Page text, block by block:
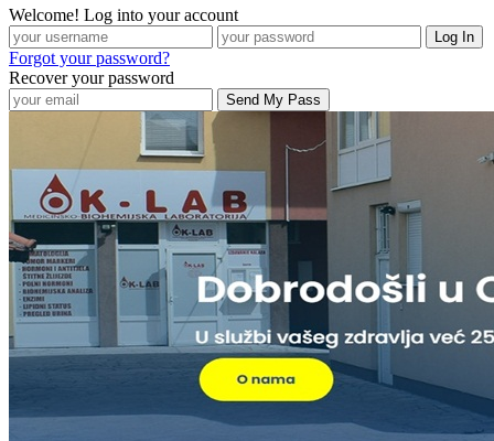
Welcome! Log into your account
Forgot your password?
Recover your password